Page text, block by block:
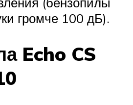
громче 100 дБ).
Echo CS